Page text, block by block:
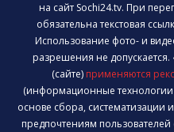
на сайт Sochi24.tv. При
обязательна текстовая
Использование фото- и
разрешения не
(сайте) применяются
(информационные
основе сбора, систематизации
предпочтениям